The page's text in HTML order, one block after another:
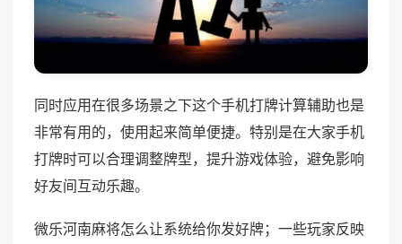
同时应用在很多场景之下这个手机打牌计算辅助也是
非常有用的，使用起来简单便捷。特别是在大家手机
打牌时可以合理调整牌型，提升游戏体验，避免影响
好友间互动乐趣。
微乐河南麻将怎么让系统给你发好牌；一些玩家反映